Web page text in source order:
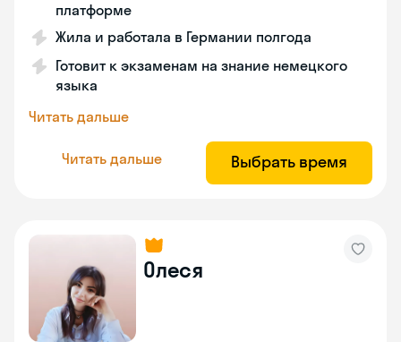
платформе
Жила и работала в Германии полгода
Готовит к экзаменам на знание немецкого
языка
Читать дальше
Читать дальше Выбрать время
Олеся